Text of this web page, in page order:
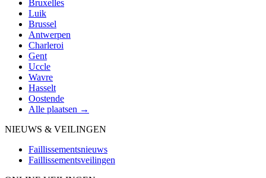
Bruxelles
Luik
Brussel
Antwerpen
Charleroi
Gent
Uccle
Wavre
Hasselt
Oostende
Alle plaatsen →
NIEUWS & VEILINGEN
Faillissementsnieuws
Faillissementsveilingen